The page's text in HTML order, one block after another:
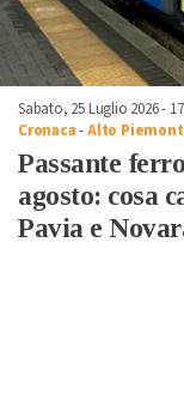
Sabato, 25 Luglio 2026 -
Cronaca-Alto
Passante
agosto: cosa
Pavia e